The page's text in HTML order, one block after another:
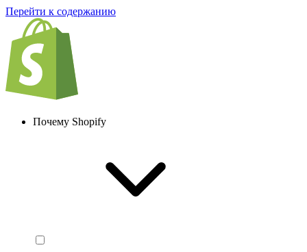
Перейти к содержанию
Почему Shopify